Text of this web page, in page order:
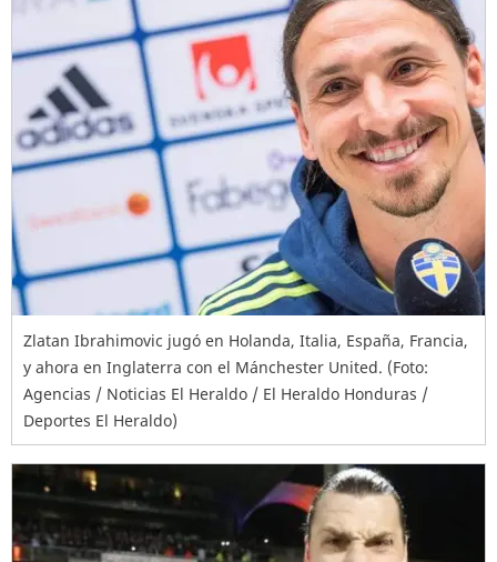
Zlatan Ibrahimovic jugó en Holanda, Italia, España, Francia,
y ahora en Inglaterra con el Mánchester United. (Foto:
Agencias / Noticias El Heraldo / El Heraldo Honduras /
Deportes El Heraldo)